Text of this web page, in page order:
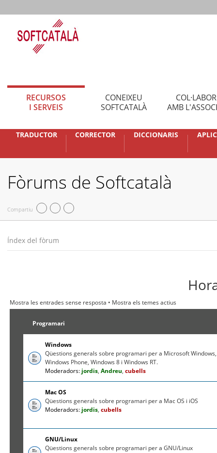
RECURSOS
I SERVEIS
CONEIXEU
SOFTCATALÀ
AMB
TRADUCTOR CORRECTOR DICCIONARIS
Fòrums de Softcatalà
Compartiu
Índex del fòrum
Mostra les entrades sense resposta • Mostra els temes actius
Programari
Windows
Qüestions generals sobre programari per a Microsoft Windows,
Windows Phone, Windows 8 i Windows RT.
Moderadors: jordis,Andreu,cubells
Mac OS
Qüestions generals sobre programari per a Mac OS i iOS
Moderadors: jordis,cubells
GNU/Linux
Qüestions generals sobre programari per a GNU/Linux